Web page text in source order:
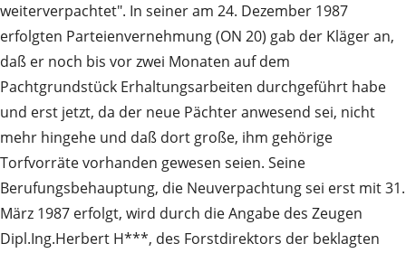
weiterverpachtet". In seiner am 24. Dezember 1987
erfolgten Parteienvernehmung (ON 20) gab der Kläger an,
daß er noch bis vor zwei Monaten auf dem
Pachtgrundstück Erhaltungsarbeiten durchgeführt habe
und erst jetzt, da der neue Pächter anwesend sei, nicht
mehr hingehe und daß dort große, ihm gehörige
Torfvorräte vorhanden gewesen seien. Seine
Berufungsbehauptung, die Neuverpachtung sei erst mit 31.
März 1987 erfolgt, wird durch die Angabe des Zeugen
Dipl.Ing.Herbert H***, des Forstdirektors der beklagten